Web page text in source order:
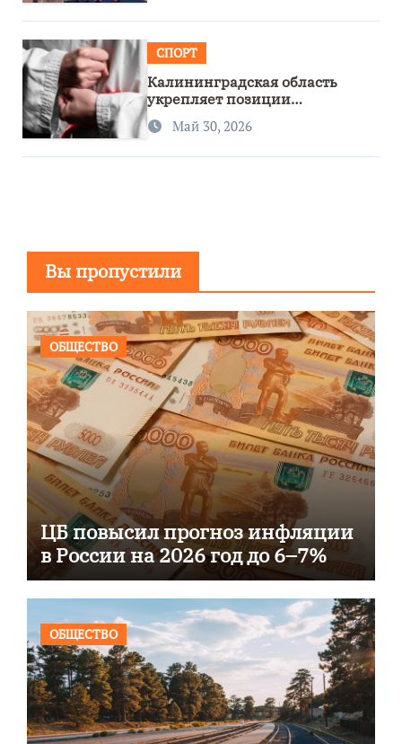
СПОРТ
Калининградская область
укрепляет позиции
спортивного региона
Май 30, 2026
Вы пропустили
ОБЩЕСТВО
ЦБ повысил прогноз инфляции
в России на 2026 год до 6–7%
ОБЩЕСТВО